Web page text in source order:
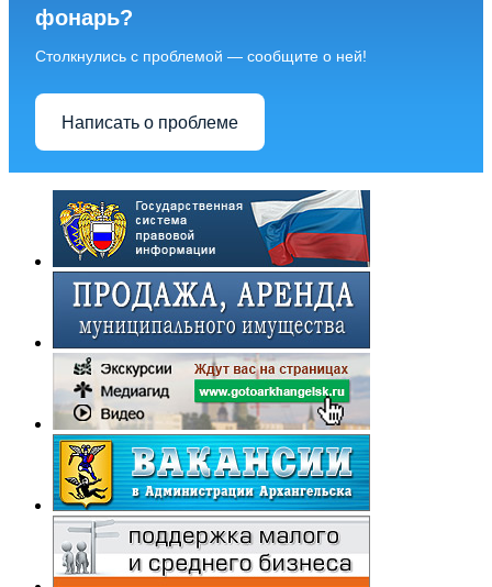
фонарь?
Столкнулись с проблемой — сообщите о ней!
Написать о проблеме